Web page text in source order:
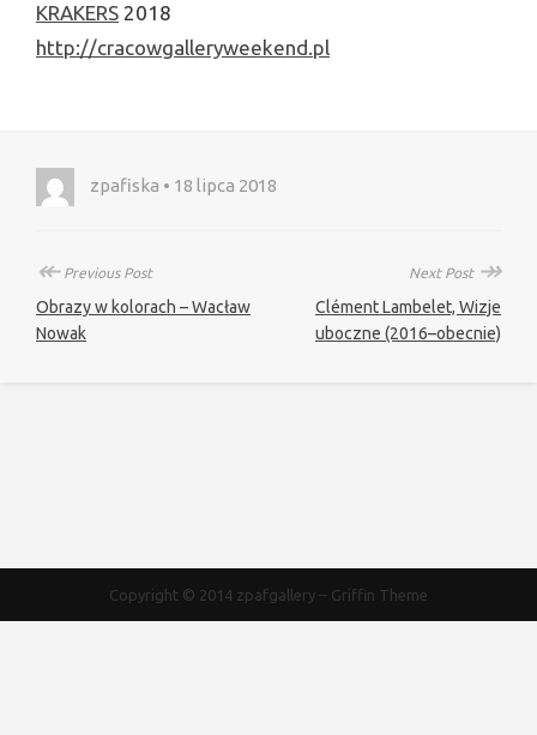
KRAKERS 2018
http://cracowgalleryweekend.pl
zpafiska • 18 lipca 2018
↞Previous Post
Obrazy w kolorach – Wacław
Nowak
Next Post ↠
Clément Lambelet, Wizje
uboczne (2016–obecnie)
Copyright © 2014 zpafgallery – Griffin Theme